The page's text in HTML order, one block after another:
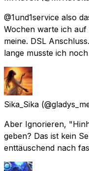
@1und1service also
Wochen warte ich
meine. DSL
lange musste ich
Sika_Sika
Aber Ignorieren,
geben? Das ist kein
enttäuschend nach